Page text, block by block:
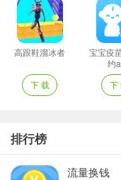
高跟鞋溜冰者
下 载
宝宝疫
约
下
排行榜
流量换钱